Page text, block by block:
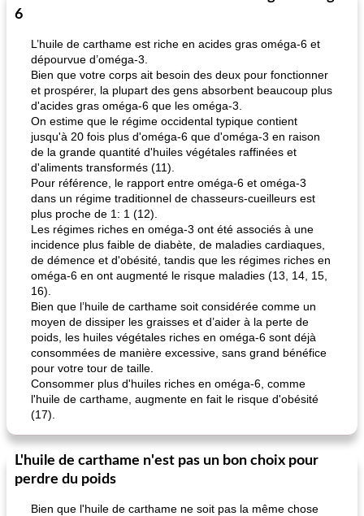
6
L’huile de carthame est riche en acides gras oméga-6 et
dépourvue d’oméga-3.
Bien que votre corps ait besoin des deux pour fonctionner
et prospérer, la plupart des gens absorbent beaucoup plus
d'acides gras oméga-6 que les oméga-3.
On estime que le régime occidental typique contient
jusqu'à 20 fois plus d'oméga-6 que d'oméga-3 en raison
de la grande quantité d'huiles végétales raffinées et
d'aliments transformés (11).
Pour référence, le rapport entre oméga-6 et oméga-3
dans un régime traditionnel de chasseurs-cueilleurs est
plus proche de 1: 1 (12).
Les régimes riches en oméga-3 ont été associés à une
incidence plus faible de diabète, de maladies cardiaques,
de démence et d'obésité, tandis que les régimes riches en
oméga-6 en ont augmenté le risque maladies (13, 14, 15,
16).
Bien que l’huile de carthame soit considérée comme un
moyen de dissiper les graisses et d’aider à la perte de
poids, les huiles végétales riches en oméga-6 sont déjà
consommées de manière excessive, sans grand bénéfice
pour votre tour de taille.
Consommer plus d'huiles riches en oméga-6, comme
l'huile de carthame, augmente en fait le risque d'obésité
(17).
L'huile de carthame n'est pas un bon choix pour
perdre du poids
Bien que l'huile de carthame ne soit pas la même chose